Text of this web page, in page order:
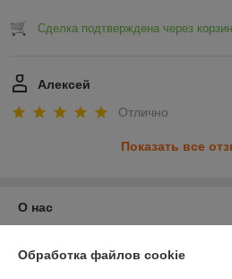
Сделка подтверждена через
Алексей
Отлично
Показать все
О нас
Контакты
Обработка файлов cookie